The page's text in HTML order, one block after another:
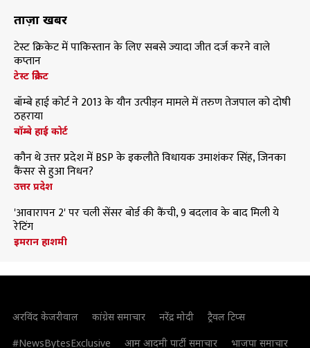
ताज़ा खबरें
टेस्ट क्रिकेट में पाकिस्तान के लिए सबसे ज्यादा जीत दर्ज करने वाले
कप्तान
टेस्ट क्रिकेट
बॉम्बे हाई कोर्ट ने 2013 के यौन उत्पीड़न मामले में तरुण तेजपाल को दोषी
ठहराया
बॉम्बे हाई कोर्ट
कौन थे उत्तर प्रदेश में BSP के इकलौते विधायक उमाशंकर सिंह, जिनका
कैंसर से हुआ निधन?
उत्तर प्रदेश
'आवारापन 2' पर चली सेंसर बोर्ड की कैंची, 9 बदलाव के बाद मिली ये
रेटिंग
इमरान हाशमी
अरविंद केजरीवाल कांग्रेस समाचार नरेंद्र मोदी
ट्रैवल टिप्स
#NewsBytesExclusive
आम आदमी पार्टी समाचार भाजपा समाचार